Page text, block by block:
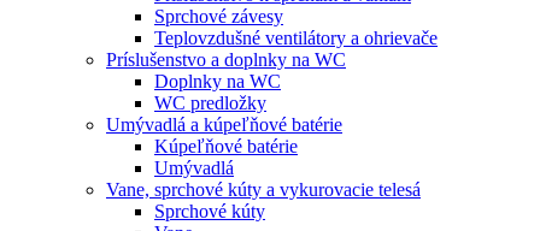
Sprchové závesy
Teplovzdušné ventilátory a ohrievače
Príslušenstvo a doplnky na WC
Doplnky na WC
WC predložky
Umývadlá a kúpeľňové batérie
Kúpeľňové batérie
Umývadlá
Vane, sprchové kúty a vykurovacie telesá
Sprchové kúty